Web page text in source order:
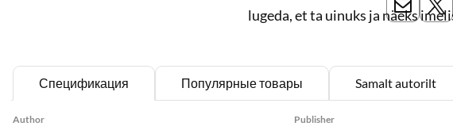
lugeda, et ta uinuks ja näeks
E-mail X
Спецификация Популярные товары Samalt autorilt
Author Publisher